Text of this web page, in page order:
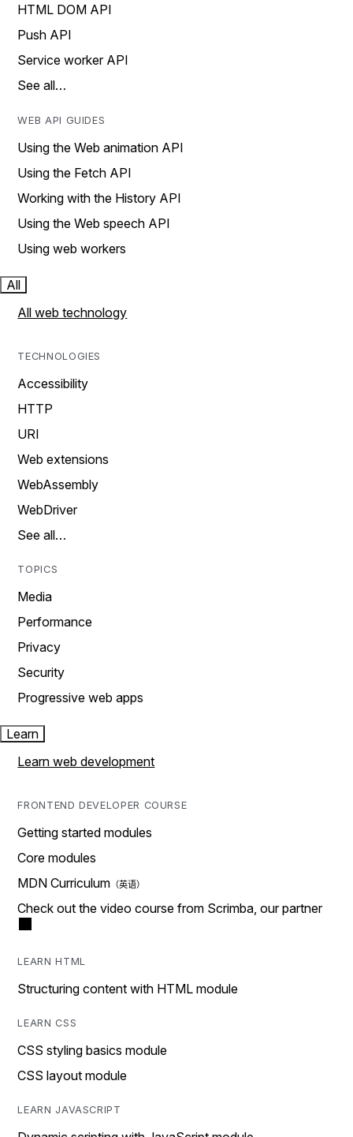
HTML DOM API
Push API
Service worker API
See all…
WEB API GUIDES
Using the Web animation API
Using the Fetch API
Working with the History API
Using the Web speech API
Using web workers
All
All web technology
TECHNOLOGIES
Accessibility
HTTP
URI
Web extensions
WebAssembly
WebDriver
See all…
TOPICS
Media
Performance
Privacy
Security
Progressive web apps
Learn
Learn web development
FRONTEND DEVELOPER COURSE
Getting started modules
Core modules
MDN Curriculum
Check out the video course from Scrimba, our partner
LEARN HTML
Structuring content with HTML module
LEARN CSS
CSS styling basics module
CSS layout module
LEARN JAVASCRIPT